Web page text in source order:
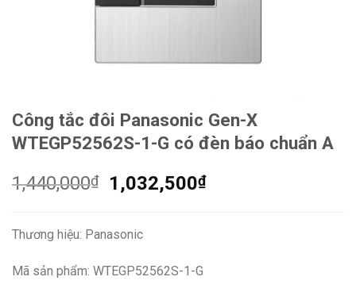
Công tắc đôi Panasonic Gen-X
WTEGP52562S-1-G có đèn báo chuẩn A
1,440,000₫
Giá
1,440,000₫.
1,032,500₫Giá
Thương hiệu: Panasonic
Mã sản phẩm: WTEGP52562S-1-G